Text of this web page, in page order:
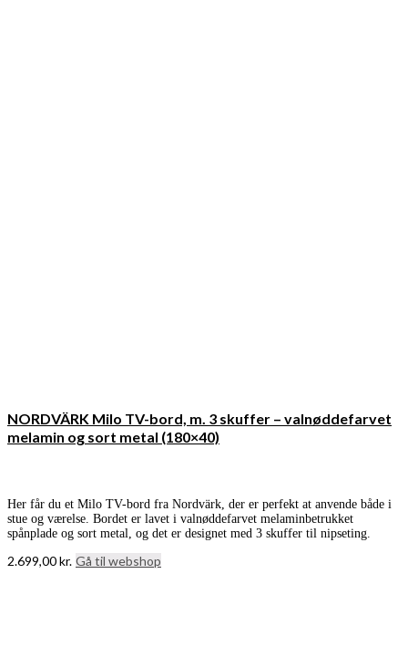
NORDVÄRK Milo TV-bord, m. 3 skuffer – valnøddefarvet
melamin og sort metal (180×40)
Her får du et Milo TV-bord fra Nordvärk, der er perfekt at anvende både i
stue og værelse. Bordet er lavet i valnøddefarvet melaminbetrukket
spånplade og sort metal, og det er designet med 3 skuffer til nipseting.
2.699,00kr. Gå til webshop